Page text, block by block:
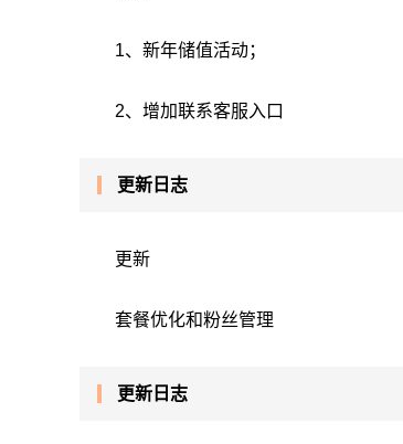
1、新年储值活动；
2、增加联系客服入口
更新日志
更新
套餐优化和粉丝管理
更新日志